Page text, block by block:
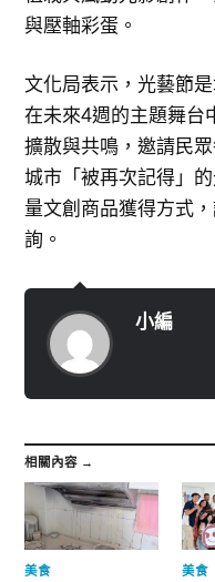
與壓軸彩蛋。
文化局表示，光藝節
在未來4週的主題舞台
擴散與共鳴，邀請民
城市「被再次記得」
量文創商品獲得方式
詢。
小編
相關內容 →
美食 美食